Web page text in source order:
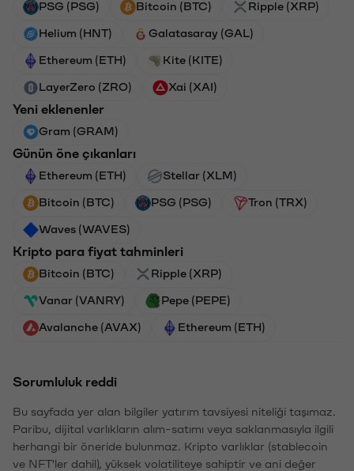
PSG (PSG) Bitcoin (BTC) Ripple (XRP)
Helium (HNT) Galatasaray (GAL)
Ethereum (ETH) Kite (KITE)
LayerZero (ZRO) Xai (XAI)
Yeni eklenenler
Gram (GRAM)
Günün öne çıkanları
Ethereum (ETH) Stellar (XLM)
Bitcoin (BTC) PSG (PSG) Tron (TRX)
Waves (WAVES)
Kripto para fiyat tahminleri
Bitcoin (BTC) Ripple (XRP)
Vanar (VANRY) Pepe (PEPE)
Avalanche (AVAX) Ethereum (ETH)
Sorumluluk reddi
Bu sayfada yer alan bilgiler yatırım tavsiyesi niteliği taşımaz.
Paribu, dijital varlıkların alım-satımı veya saklanmasıyla ilgili
herhangi bir öneride bulunmaz. Kripto varlıklar (stablecoin
ve NFT'ler dahil), yüksek volatiliteye sahiptir ve ani değer